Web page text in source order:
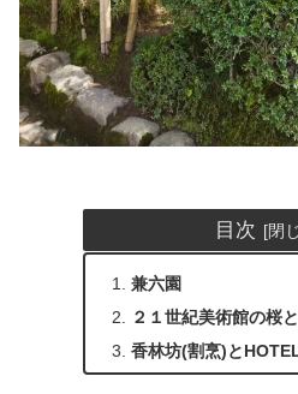
目次
兼六園
２１世紀美術館の桜
香林坊(割烹)と